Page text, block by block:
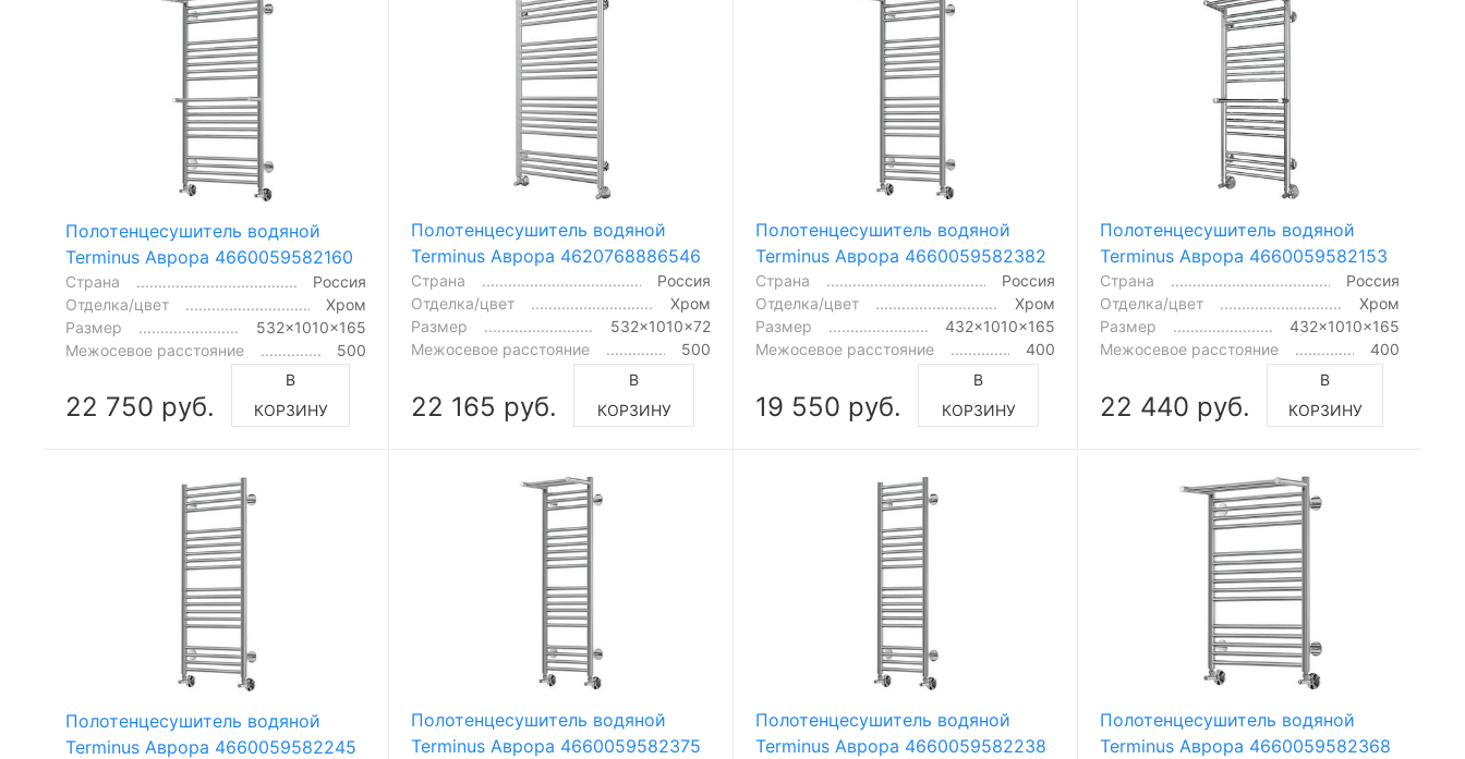
Полотенцесушитель водяной
Terminus Аврора 4660059582160
Страна
Россия
Отделка/цвет
Хром
Размер
532x1010x165
Межосевое расстояние
500
22 750 руб.
В
КОРЗИНУ
Полотенцесушитель водяной
Terminus Аврора 4620768886546
Страна
Россия
Отделка/цвет
Хром
Размер
532x1010x72
Межосевое расстояние
500
22 165 руб.
В
КОРЗИНУ
Полотенцесушитель водяной
Terminus Аврора 4660059582382
Страна
Россия
Отделка/цвет
Хром
Размер
432x1010x165
Межосевое расстояние
400
19 550 руб.
В
КОРЗИНУ
Полотенцесушитель водяной
Terminus Аврора 4660059582153
Страна
Россия
Отделка/цвет
Хром
Размер
432x1010x165
Межосевое расстояние
400
22 440 руб.
В
КОРЗИНУ
Полотенцесушитель водяной
Terminus Аврора 4660059582245
Полотенцесушитель водяной
Terminus Аврора 4660059582375
Полотенцесушитель водяной
Terminus Аврора 4660059582238
Полотенцесушитель водяной
Terminus Аврора 4660059582368